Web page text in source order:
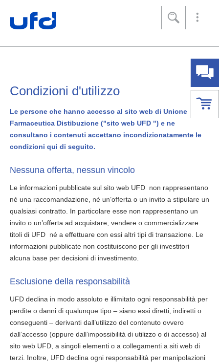
Navigazione
Contenuto
Mappa del sito
Impronta
Condizioni d'utilizzo
Le persone che hanno accesso al sito web di Unione
Farmaceutica Distibuzione ("sito web UFD ") e ne
consultano i contenuti accettano incondizionatamente le
condizioni qui di seguito.
Nessuna offerta, nessun vincolo
Le informazioni pubblicate sul sito web UFD non rappresentano
né una raccomandazione, né un’offerta o un invito a stipulare un
qualsiasi contratto. In particolare esse non rappresentano un
invito o un’offerta ad acquistare, vendere o commercializzare
titoli di UFD né a effettuare con essi altri tipi di transazione. Le
informazioni pubblicate non costituiscono per gli investitori
alcuna base per decisioni di investimento.
Esclusione della responsabilità
UFD declina in modo assoluto e illimitato ogni responsabilità per
perdite o danni di qualunque tipo – siano essi diretti, indiretti o
conseguenti – derivanti dall’utilizzo del contenuto ovvero
dall’accesso (oppure dall’impossibilità di utilizzo o di accesso) al
sito web UFD, a singoli elementi o a collegamenti a siti web di
terzi. Inoltre, UFD declina ogni responsabilità per manipolazioni